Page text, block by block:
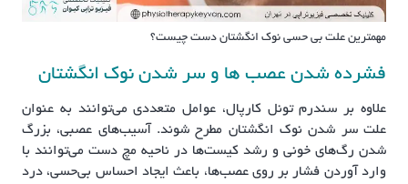
مهم‏ترین علت بی حسی نوک انگشتان دست چیست؟
فشرده شدن عصب ها و سر شدن نوک انگشتان
علاوه بر سندرم تونل کارپال، عوامل متعددی می‌توانند به عنوان
علت سر شدن نوک انگشتان مطرح شوند. آسیب‌های عصبی، بزرگ
شدن رگ‌های خونی و رشد کیست‌ها در ناحیه مچ دست می‌توانند با
وارد آوردن فشار بر روی عصب‌ها، باعث ایجاد احساس بی‌حسی، درد